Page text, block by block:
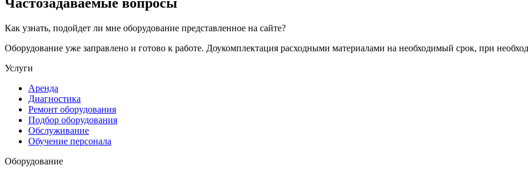
Как узнать, подойдет ли мне оборудование представленное на сайте?
Оборудование уже заправлено и готово к работе. Доукомплектация расходными материалами на необходимый срок, при
Услуги
Аренда
Диагностика
Ремонт оборудования
Подбор оборудования
Обслуживание
Обучение персонала
Оборудование